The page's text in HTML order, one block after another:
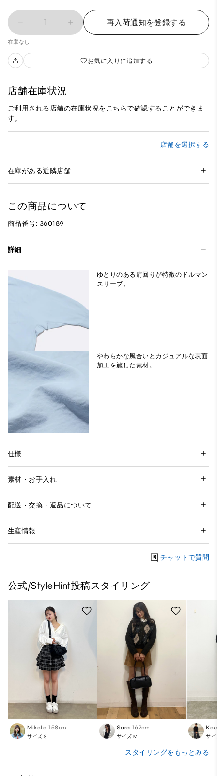
1 再入荷通知を登録する
在庫なし
お気に入りに追加する
店舗在庫状況
ご利用される店舗の在庫状況をこちらで確認することができま
す。
店舗を選択する
在庫がある近隣店舗
この商品について
商品番号: 360189
詳細
ゆとりのある肩回りが特徴のドルマン
スリーブ。
やわらかな風合いとカジュアルな表面
加工を施した素材。
仕様
素材・お手入れ
配送・交換・返品について
生産情報
チャットで質問
公式/StyleHint投稿スタイリング
Mikoto 158cm
サイズ:S
Sara 162cm
サイズ:M サ
スタイリングをもっとみる